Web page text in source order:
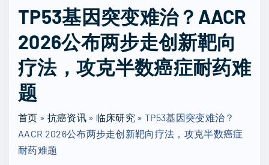
r
c
h
f
:
TP53基因突变难治？AACR
2026公布两步走创新靶向
疗法，攻克半数癌症耐药难
题
首页 » 抗癌资讯» 临床研究 »TP53基因突变难治？
AACR 2026公布两步走创新靶向疗法，攻克半数癌症
耐药难题